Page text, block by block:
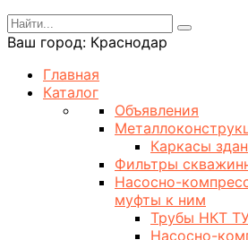
Ваш город: Краснодар
Главная
Каталог
Объявления
Каркасы
Фильтры
Насосно-
муфты к ним
Трубы НКТ
Насосно-